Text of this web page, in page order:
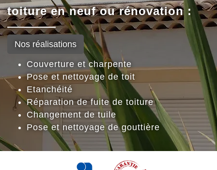
toiture en neuf ou rénovation :
Nos réalisations
Couverture et charpente
Pose et nettoyage de toit
Etanchéité
Réparation de fuite de toiture
Changement de tuile
Pose et nettoyage de gouttière